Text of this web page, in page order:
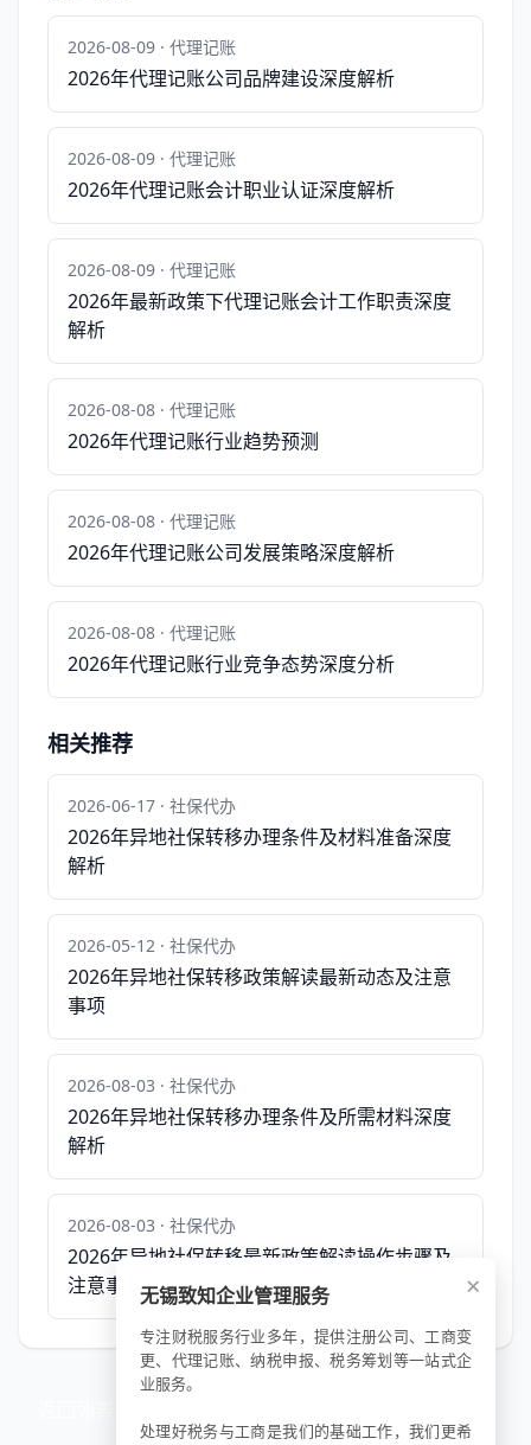
2026-08-09 · 代理记账
2026年代理记账公司品牌建设深度解析
2026-08-09 · 代理记账
2026年代理记账会计职业认证深度解析
2026-08-09 · 代理记账
2026年最新政策下代理记账会计工作职责深度
解析
2026-08-08 · 代理记账
2026年代理记账行业趋势预测
2026-08-08 · 代理记账
2026年代理记账公司发展策略深度解析
2026-08-08 · 代理记账
2026年代理记账行业竞争态势深度分析
相关推荐
2026-06-17 · 社保代办
2026年异地社保转移办理条件及材料准备深度
解析
2026-05-12 · 社保代办
2026年异地社保转移政策解读最新动态及注意
事项
2026-08-03 · 社保代办
2026年异地社保转移办理条件及所需材料深度
解析
2026-08-03 · 社保代办
2026年异地社保转移最新政策解读操作步骤及
注意事项
×
无锡致知企业管理服务
专注财税服务行业多年，提供注册公司、工商变
更、代理记账、纳税申报、税务筹划等一站式企
业服务。
处理好税务与工商是我们的基础工作，我们更希